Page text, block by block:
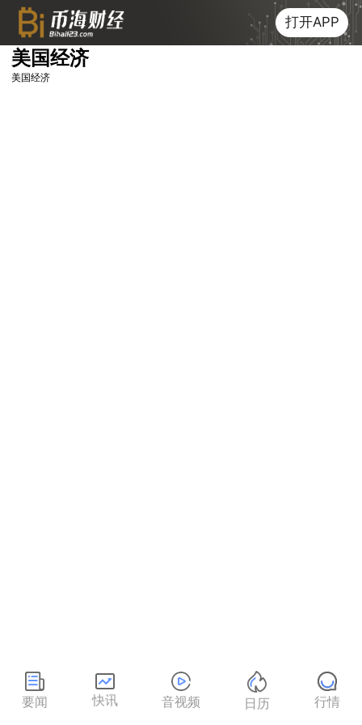
打开APP
美国经济
美国经济
要闻 快讯 音视频 日历 行情